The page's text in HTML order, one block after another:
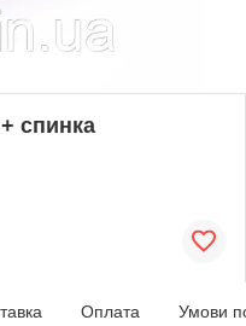
спинка
Оплата Умови